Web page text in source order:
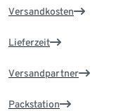
Versandkosten
Lieferzeit
Versandpartner
Packstation